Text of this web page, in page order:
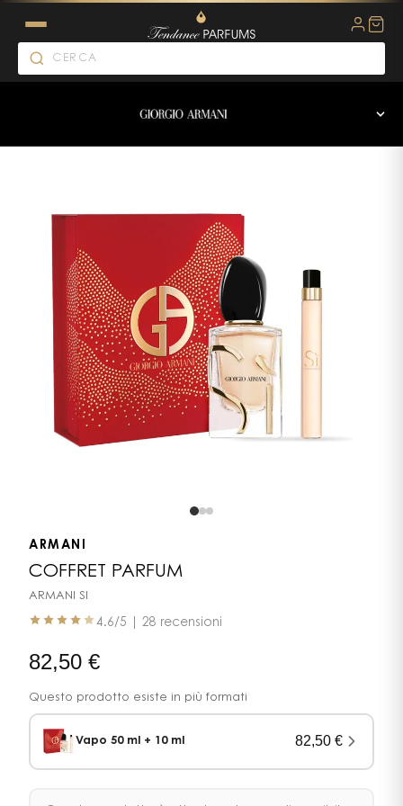
ARMANI
COFFRET PARFUM
ARMANI SI
4.6/5 | 28 recensioni
82,50 €
Questo prodotto esiste in più formati
Vapo 50 ml + 10 ml 82,50€